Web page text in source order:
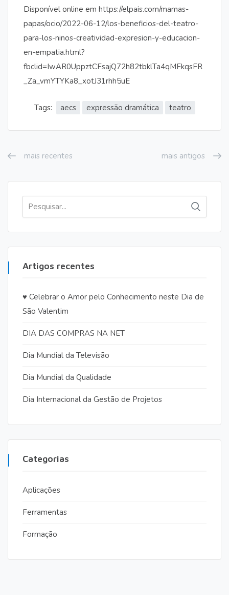
Disponível online em https://elpais.com/mamas-
papas/ocio/2022-06-12/los-beneficios-del-teatro-
para-los-ninos-creatividad-expresion-y-educacion-
en-empatia.html?
fbclid=IwAR0UppztCFsajQ72h82tbklTa4qMFkqsFR
_Za_vmYTYKa8_xotJ31rhh5uE
Tags: aecs expressão dramática teatro
mais recentes mais antigos
Pesquisar
por:
Artigos recentes
♥️ Celebrar o Amor pelo Conhecimento neste Dia de
São Valentim
DIA DAS COMPRAS NA NET
Dia Mundial da Televisão
Dia Mundial da Qualidade
Dia Internacional da Gestão de Projetos
Categorias
Aplicações
Ferramentas
Formação